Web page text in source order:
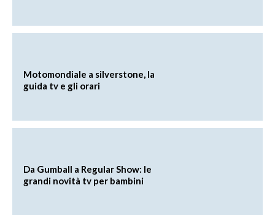
Motomondiale a silverstone, la
guida tv e gli orari
Da Gumball a Regular Show: le
grandi novità tv per bambini